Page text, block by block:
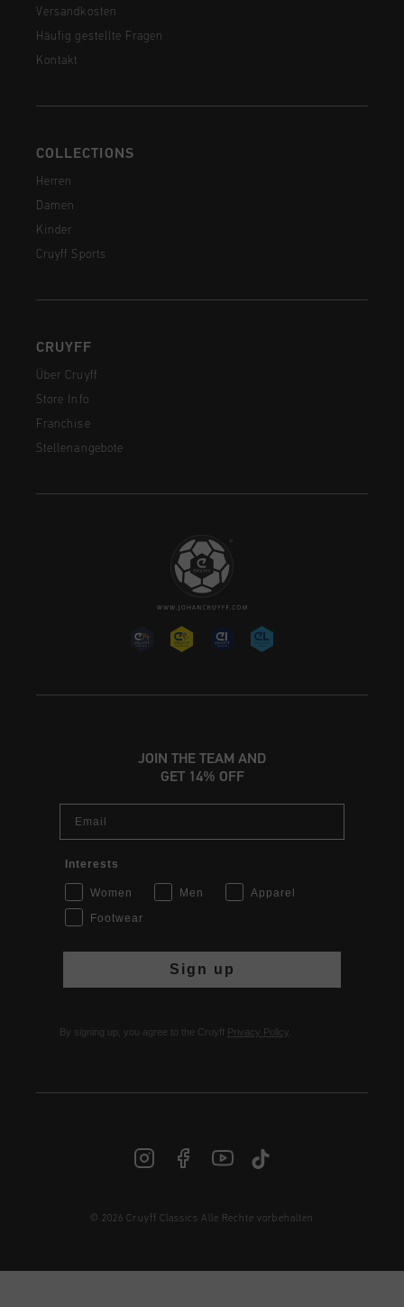
DE | € EUR
Versandkosten
Häufig gestellte Fragen
Kontakt
COLLECTIONS
Herren
Damen
Kinder
Cruyff Sports
CRUYFF
Über Cruyff
Store Info
Franchise
Stellenangebote
JOIN THE TEAM AND
GET 14% OFF
Interests
Women Men
Apparel
Footwear
Sign up
By signing up, you agree to the Cruyff Privacy Policy
© 2026 Cruyff Classics Alle Rechte vorbehalten